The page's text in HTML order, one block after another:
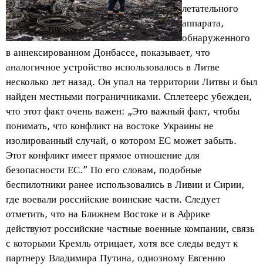
летательного
аппарата,
обнаруженного
в аннексированном Донбассе, показывает, что
аналогичное устройство использовалось в Литве
несколько лет назад. Он упал на территории Литвы и был
найден местными пограничниками. Сплетеерс убежден,
что этот факт очень важен: „Это важный факт, чтобы
понимать, что конфликт на востоке Украины не
изолированный случай, о котором ЕС может забыть.
Этот конфликт имеет прямое отношение для
безопасности ЕС.” По его словам, подобные
беспилотники ранее использовались в Ливии и Сирии,
где воевали российские воинские части. Следует
отметить, что на Ближнем Востоке и в Африке
действуют российские частные военные компании, связь
с которыми Кремль отрицает, хотя все следы ведут к
партнеру Владимира Путина, одиозному Евгению